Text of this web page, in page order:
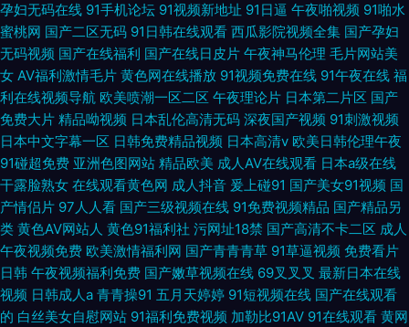
孕妇无码在线 91手机论坛 91视频新地址 91日逼 午夜啪视频 91啪水
蜜桃网 国产二区无码 91日韩在线观看 西瓜影院视频全集 国产孕妇
无码视频 国产在线福利 国产在线日皮片 午夜神马伦理 毛片网站美
女 AV福利激情毛片 黄色网在线播放 91视频免费在线 91午夜在线 福
利在线视频导航 欧美喷潮一区二区 午夜理论片 日本第二片区 国产
免费大片 精品呦视频 日本乱伦高清无码 深夜国产视频 91刺激视频
日本中文字幕一区 日韩免费精品视频 日本高清v 欧美日韩伦理午夜
91碰超免费 亚洲色图网站 精品欧美 成人AV在线观看 日本a级在线
干露脸熟女 在线观看黄色网 成人抖音 爰上碰91 国产美女91视频 国
产情侣片 97人人看 国产三级视频在线 91免费视频精品 国产精品另
类 黄色AV网站人 黄色91福利社 污网址18禁 国产高清不卡二区 成人
午夜视频免费 欧美激情福利网 国产青青青草 91草逼视频 免费看片
日韩 午夜视频福利免费 国产嫩草视频在线 69叉叉叉 最新日本在线
视频 日韩成人a 青青操91 五月天婷婷 91短视频在线 国产在线观看
的 白丝美女自慰网站 91福利免费视频 加勒比91AV 91在线观看 黄网